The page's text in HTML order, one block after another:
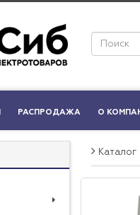
РАСПРОДАЖА О
Каталог